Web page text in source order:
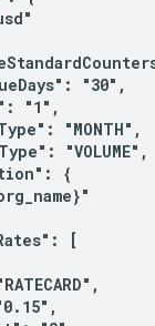
"30",
"1",
"MONTH",
"VOLUME",
{
[